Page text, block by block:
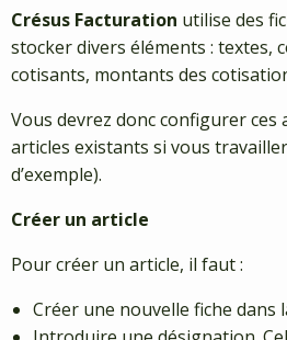
Crésus Facturation utilise des
stocker divers éléments : textes,
cotisants, montants des
Vous devrez donc configurer
articles existants si vous
d’exemple).
Créer un article
Pour créer un article, il faut :
Créer une nouvelle fiche dans